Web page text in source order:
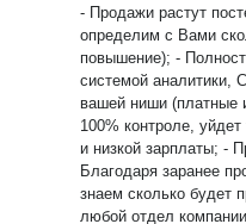
- Продажи растут
определим с Вами
повышение); -
системой аналитики,
вашей ниши (платные
100% контроле, уйдет
и низкой зарплаты; -
Благодаря заранее
знаем сколько будет
любой отдел компании к